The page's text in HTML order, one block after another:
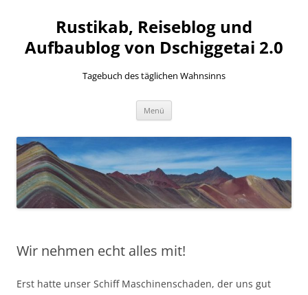
Rustikab, Reiseblog und
Aufbaublog von Dschiggetai 2.0
Tagebuch des täglichen Wahnsinns
Menü
Wir nehmen echt alles mit!
Erst hatte unser Schiff Maschinenschaden, der uns gut